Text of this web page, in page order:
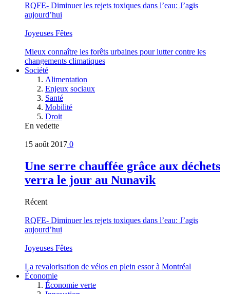
RQFE- Diminuer les rejets toxiques dans l’eau: J’agis
aujourd’hui
Joyeuses Fêtes
Mieux connaître les forêts urbaines pour lutter contre les
changements climatiques
Société
Alimentation
Enjeux sociaux
Santé
Mobilité
Droit
En vedette
15 août 2017 0
Une serre chauffée grâce aux déchets
verra le jour au Nunavik
Récent
RQFE- Diminuer les rejets toxiques dans l’eau: J’agis
aujourd’hui
Joyeuses Fêtes
La revalorisation de vélos en plein essor à Montréal
Économie
Économie verte